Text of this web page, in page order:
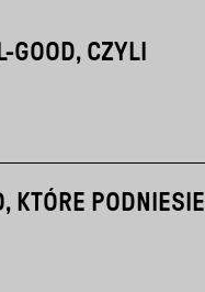
CZYLI
KTÓRE PODNIESIE